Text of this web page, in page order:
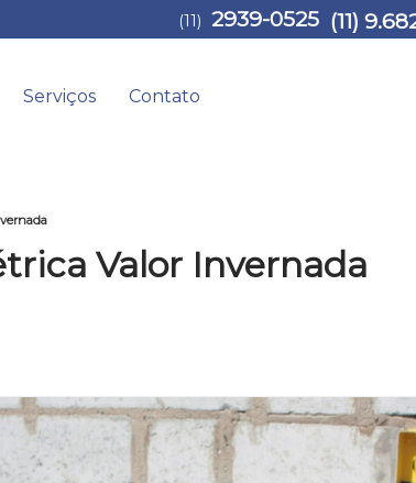
Serviços Contato
(11) 2939-0525 (11)
Valor Invernada